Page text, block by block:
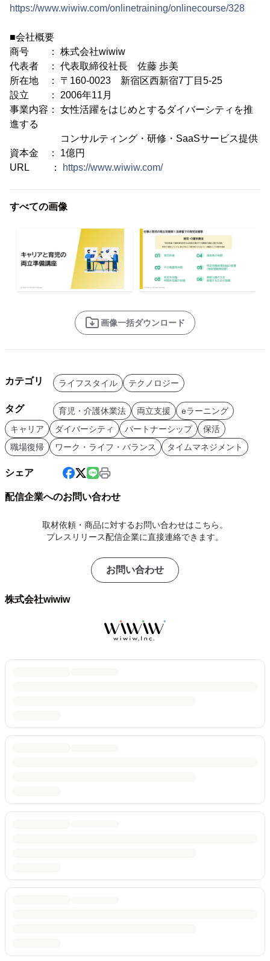
https://www.wiwiw.com/onlinetraining/onlinecourse/328
■会社概要
商号 ： 株式会社wiwiw
代表者 ： 代表取締役社長 佐藤 歩美
所在地 ： 〒160-0023 新宿区西新宿7丁目5-25
設立 ： 2006年11月
事業内容： 女性活躍をはじめとするダイバーシティを推
進する
コンサルティング・研修・SaaSサービス提供
資本金 ： 1億円
URL ：
https://www.wiwiw.com/
すべての画像
画像一括ダウンロード
カテゴリ ライフスタイル テクノロジー
タグ 育児・介護休業法 両立支援
eラーニング
キャリア
ダイバーシティ パートナーシップ
保活
職場復帰
ワーク・ライフ・バランス タイムマネジメント
シェア
配信企業へのお問い合わせ
取材依頼・商品に対するお問い合わせはこちら。
プレスリリース配信企業に直接連絡できます。
お問い合わせ
株式会社wiwiw